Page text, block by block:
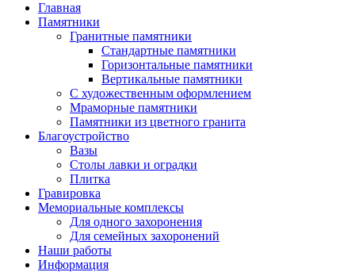
Главная
Памятники
Гранитные памятники
Стандартные памятники
Горизонтальные памятники
Вертикальные памятники
С художественным оформлением
Мраморные памятники
Памятники из цветного гранита
Благоустройство
Вазы
Столы лавки и оградки
Плитка
Гравировка
Мемориальные комплексы
Для одного захоронения
Для семейных захоронений
Наши работы
Информация